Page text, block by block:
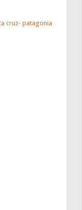
cruz- patagonia